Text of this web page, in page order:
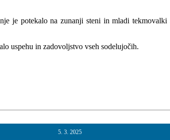
je potekalo na zunanji steni in mladi
uspehu in zadovoljstvo vseh sodelujočih.
5. 3. 2025